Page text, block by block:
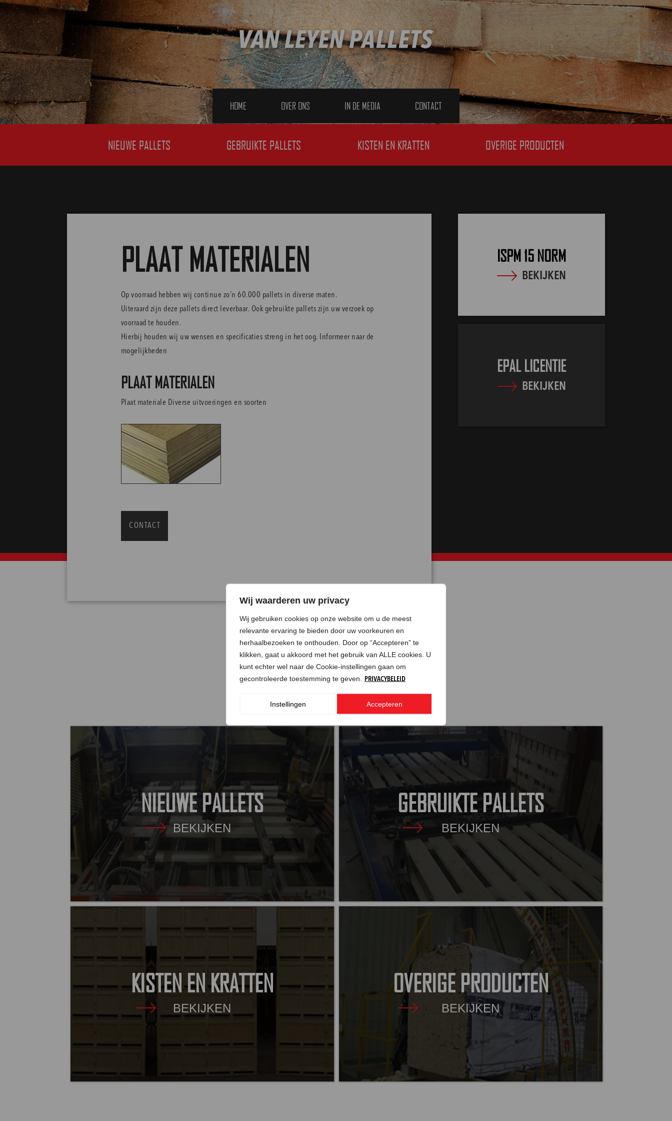
Wij waarderen uw privacy
Wij gebruiken cookies op onze website om u de meest
relevante ervaring te bieden door uw voorkeuren en
herhaalbezoeken te onthouden. Door op “Accepteren” te
klikken, gaat u akkoord met het gebruik van ALLE cookies. U
kunt echter wel naar de Cookie-instellingen gaan om
gecontroleerde toestemming te geven.
PRIVACYBELEID
Instellingen Accepteren
HOME OVER ONS IN DE MEDIA CONTACT
NIEUWE PALLETS GEBRUIKTE PALLETS KISTEN EN KRATTEN OVERIGE PRODUCTEN
PLAAT MATERIALEN
Op voorraad hebben wij continue zo’n 60.000 pallets in diverse maten.
Uiteraard zijn deze pallets direct leverbaar. Ook gebruikte pallets zijn uw verzoek op
voorraad te houden.
Hierbij houden wij uw wensen en specificaties streng in het oog. Informeer naar de
mogelijkheden
PLAAT MATERIALEN
Plaat materiale Diverse uitvoeringen en soorten
CONTACT
ISPM 15 NORM
BEKIJKEN
EPAL LICENTIE
BEKIJKEN
SOORTEN PRODUCTEN
OVERIGE PRODUCTEN
BEKIJKEN
KISTEN EN KRATTEN
BEKIJKEN
GEBRUIKTE PALLETS
BEKIJKEN
NIEUWE PALLETS
BEKIJKEN